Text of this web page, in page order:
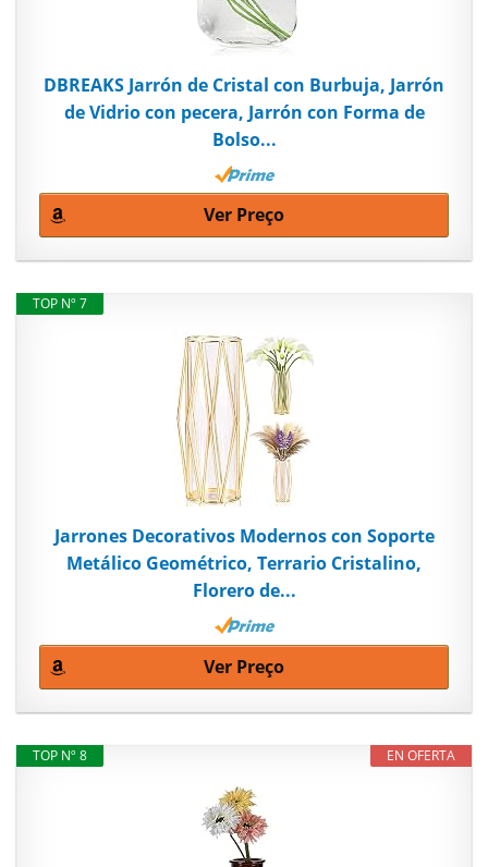
DBREAKS Jarrón de Cristal con Burbuja, Jarrón
de Vidrio con pecera, Jarrón con Forma de
Bolso...
Ver Preço
TOP Nº 7
Jarrones Decorativos Modernos con Soporte
Metálico Geométrico, Terrario Cristalino,
Florero de...
Ver Preço
EN OFERTA
TOP Nº 8